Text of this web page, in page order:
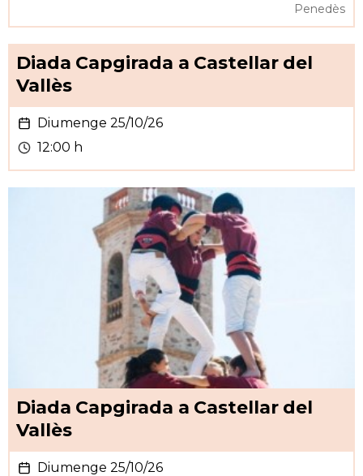
Penedès
Diada Capgirada a Castellar del
Vallès
Diumenge 25/10/26
12:00 h
Diada Capgirada a Castellar del
Vallès
Diumenge 25/10/26